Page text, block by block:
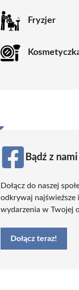
Fryzjer
Bądź z
Dołącz do naszej
odkrywaj najświeższe
wydarzenia w Twojej
Dołącz teraz!